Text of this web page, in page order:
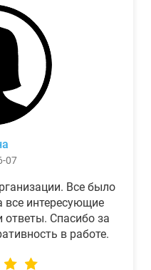
07
Все было
все интересующие
Спасибо за
в работе.